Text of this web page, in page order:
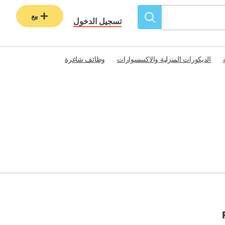
تسجيل الدخول
بيع
الديكورات المنزلية والاكسسوارات
وظائف شاغرة